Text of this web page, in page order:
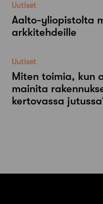
Uutiset
Aalto-​yliopistolta
arkkitehdeille
Uutiset
Miten toimia, kun
mainita
kertovassa